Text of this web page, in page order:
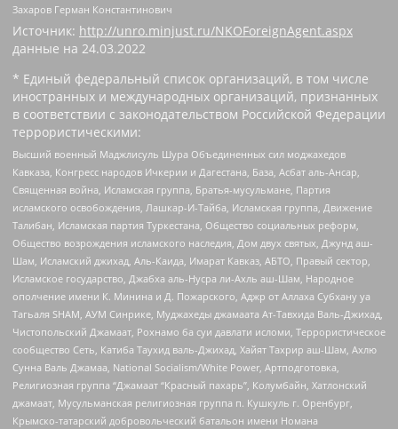
Захаров Герман Константинович
Источник: http://unro.minjust.ru/NKOForeignAgent.aspx
данные на 24.03.2022
* Единый федеральный список организаций, в том числе
иностранных и международных организаций, признанных
в соответствии с законодательством Российской Федерации
террористическими:
Высший военный Маджлисуль Шура Объединенных сил моджахедов
Кавказа, Конгресс народов Ичкерии и Дагестана, База, Асбат аль-Ансар,
Священная война, Исламская группа, Братья-мусульмане, Партия
исламского освобождения, Лашкар-И-Тайба, Исламская группа, Движение
Талибан, Исламская партия Туркестана, Общество социальных реформ,
Общество возрождения исламского наследия, Дом двух святых, Джунд аш-
Шам, Исламский джихад, Аль-Каида, Имарат Кавказ, АБТО, Правый сектор,
Исламское государство, Джабха аль-Нусра ли-Ахль аш-Шам, Народное
ополчение имени К. Минина и Д. Пожарского, Аджр от Аллаха Субхану уа
Тагьаля SHAM, АУМ Синрике, Муджахеды джамаата Ат-Тавхида Валь-Джихад,
Чистопольский Джамаат, Рохнамо ба суи давлати исломи, Террористическое
сообщество Сеть, Катиба Таухид валь-Джихад, Хайят Тахрир аш-Шам, Ахлю
Сунна Валь Джамаа, National Socialism/White Power, Артподготовка,
Религиозная группа “Джамаат “Красный пахарь”, Колумбайн, Хатлонский
джамаат, Мусульманская религиозная группа п. Кушкуль г. Оренбург,
Крымско-татарский добровольческий батальон имени Номана